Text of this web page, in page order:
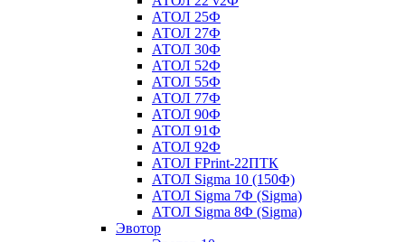
АТОЛ 25Ф
АТОЛ 27Ф
АТОЛ 30Ф
АТОЛ 52Ф
АТОЛ 55Ф
АТОЛ 77Ф
АТОЛ 90Ф
АТОЛ 91Ф
АТОЛ 92Ф
АТОЛ FPrint-22ПТК
АТОЛ Sigma 10 (150Ф)
АТОЛ Sigma 7Ф (Sigma)
АТОЛ Sigma 8Ф (Sigma)
Эвотор